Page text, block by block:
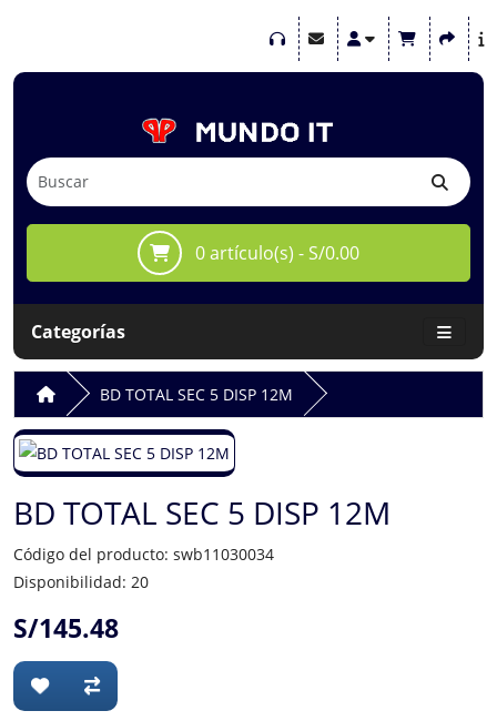
0 artículo(s) - S/0.00
Categorías
BD TOTAL SEC 5 DISP 12M
BD TOTAL SEC 5 DISP 12M
Código del producto: swb11030034
Disponibilidad: 20
S/145.48